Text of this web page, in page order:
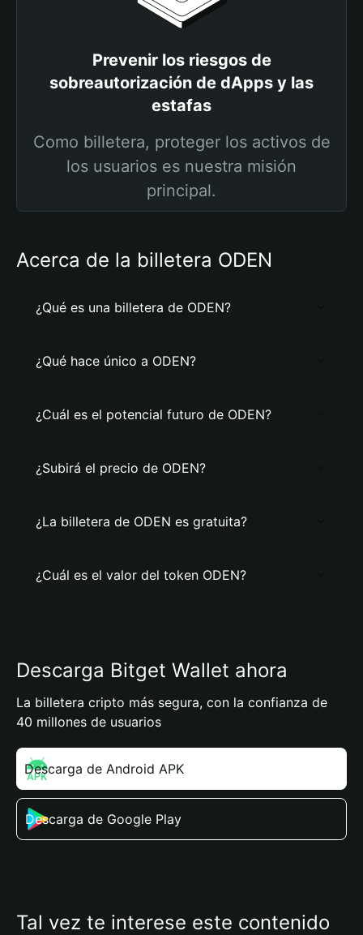
Prevenir los riesgos de
sobreautorización de dApps y las
estafas
Como billetera, proteger los activos de
los usuarios es nuestra misión
principal.
Acerca de la billetera ODEN
¿Qué es una billetera de ODEN?
¿Qué hace único a ODEN?
¿Cuál es el potencial futuro de ODEN?
¿Subirá el precio de ODEN?
¿La billetera de ODEN es gratuita?
¿Cuál es el valor del token ODEN?
Descarga Bitget Wallet ahora
La billetera cripto más segura, con la confianza de
40 millones de usuarios
Descarga de Android APK
Descarga de Google Play
Tal vez te interese este contenido